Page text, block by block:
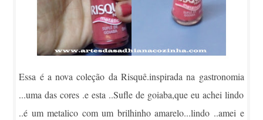
Essa é a nova coleção da Risquê.inspirada na gastronomia
...uma das cores .e esta ..Sufle de goiaba,que eu achei lindo
..é um metalico com um brilhinho amarelo...lindo ..amei e